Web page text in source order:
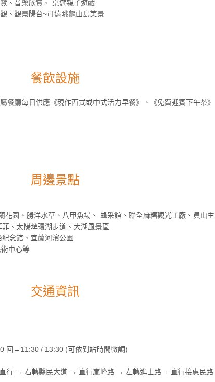
、音樂欣賞、 桌遊親子遊戲
、觀景陽台~可遠眺龜山島美景
餐飲設施
餐廳每日供應《現作西式或中式活力早餐》、《免費迎賓下午茶》
周邊景點
園、勝洋水草、八甲魚場、 蜂采館、聯全麻糬觀光工廠、員山
、太陽埤環湖步道、大湖風景區
念館、宜蘭河濱公園
中心等
交通資訊
回→11:30 / 13:30 (可依到站時間微調)
行 → 右轉縣民大道 → 直行嵐峰路 → 左轉進士路→ 直行接惠民